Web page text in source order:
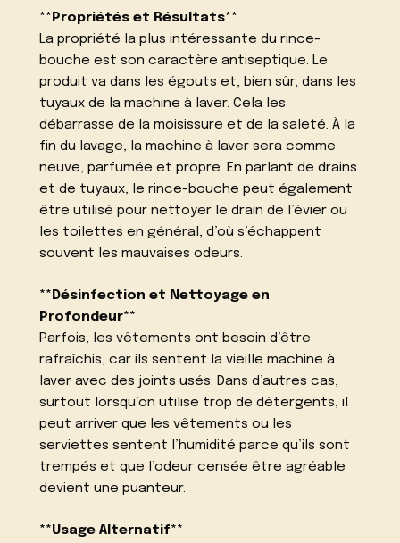
**Propriétés et Résultats**
La propriété la plus intéressante du rince-
bouche est son caractère antiseptique. Le
produit va dans les égouts et, bien sûr, dans les
tuyaux de la machine à laver. Cela les
débarrasse de la moisissure et de la saleté. À la
fin du lavage, la machine à laver sera comme
neuve, parfumée et propre. En parlant de drains
et de tuyaux, le rince-bouche peut également
être utilisé pour nettoyer le drain de l’évier ou
les toilettes en général, d’où s’échappent
souvent les mauvaises odeurs.
**Désinfection et Nettoyage en
Profondeur**
Parfois, les vêtements ont besoin d’être
rafraîchis, car ils sentent la vieille machine à
laver avec des joints usés. Dans d’autres cas,
surtout lorsqu’on utilise trop de détergents, il
peut arriver que les vêtements ou les
serviettes sentent l’humidité parce qu’ils sont
trempés et que l’odeur censée être agréable
devient une puanteur.
**Usage Alternatif**